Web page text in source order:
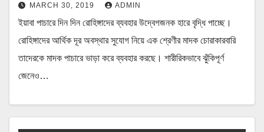
MARCH 30, 2019 ADMIN
ইয়াবা পাচারে দিন দিন রোহিঙ্গাদের ব্যবহার উদ্বেগজনক হারে বৃদ্ধি পাচ্ছে।
রোহিঙ্গাদের আর্থিক দূর অবস্থার সুযোগ নিয়ে এক শ্রেণীর মাদক চোরাকারবারি
তাদেরকে মাদক পাচারে ভাড়া করে ব্যবহার করছে। শারীরিকভাবে ঝুঁকিপূর্ণ
জেনেও…